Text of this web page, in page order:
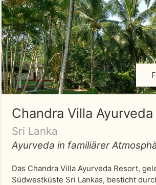
Chandra Villa
Sri Lanka
Ayurveda in familiärer
Das Chandra Villa Ayurveda Resort,
Südwestküste Sri Lankas, besticht